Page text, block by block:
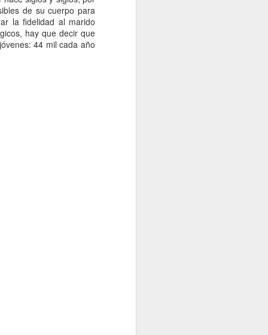
de su cuerpo para
la fidelidad al marido
hay que decir que
44 mil cada año